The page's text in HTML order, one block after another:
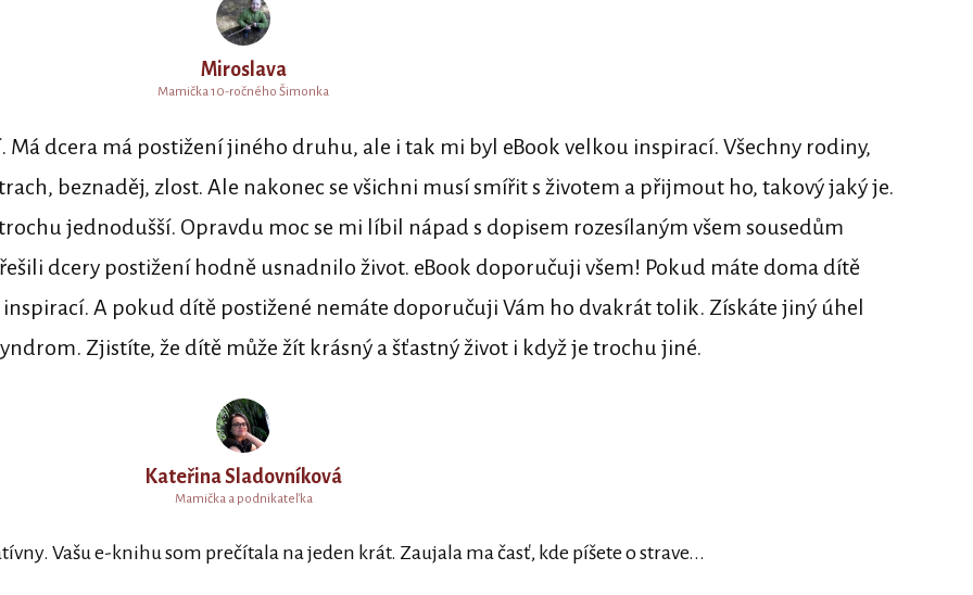
Miroslava
Mamička 10-ročného Šimonka
dcera má postižení jiného druhu, ale i tak mi byl eBook velkou inspirací. Všechny rodiny,
beznaděj, zlost. Ale nakonec se všichni musí smířit s životem a přijmout ho, takový jaký je.
jednodušší. Opravdu moc se mi líbil nápad s dopisem rozesílaným všem sousedům
dcery postižení hodně usnadnilo život. eBook doporučuji všem! Pokud máte doma dítě
A pokud dítě postižené nemáte doporučuji Vám ho dvakrát tolik. Získáte jiný úhel
Zjistíte, že dítě může žít krásný a šťastný život i když je trochu jiné.
Kateřina Sladovníková
Mamička a podnikateľka
Vašu e-knihu som prečítala na jeden krát. Zaujala ma časť, kde píšete o strave...